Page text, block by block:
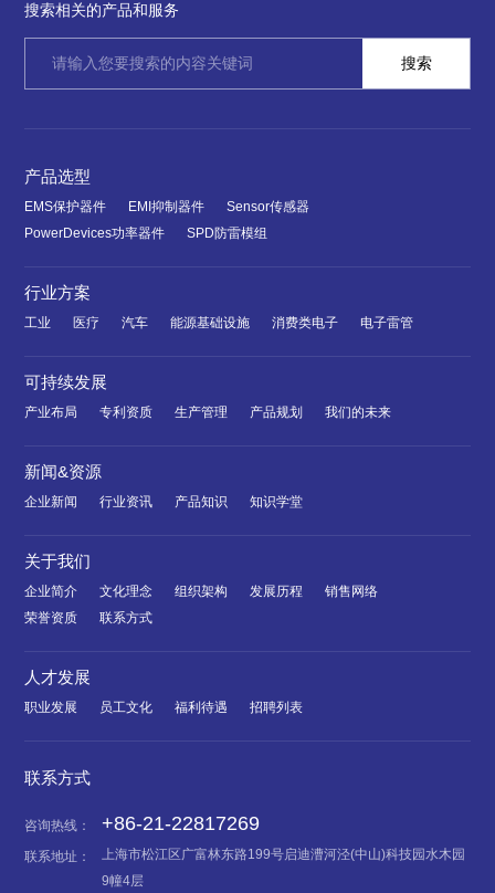
搜索相关的产品和服务
产品选型
EMS保护器件 EMI抑制器件
Sensor传感器
PowerDevices功率器件
SPD防雷模组
行业方案
工业 医疗 汽车 能源基础设施 消费类电子 电子雷管
可持续发展
产业布局 专利资质 生产管理 产品规划 我们的未来
新闻&资源
企业新闻 行业资讯 产品知识 知识学堂
关于我们
企业简介 文化理念 组织架构 发展历程
销售网络
荣誉资质
联系方式
人才发展
职业发展 员工文化 福利待遇 招聘列表
联系方式
咨询热线： +86-21-22817269
联系地址：
上海市松江区广富林东路199号启迪漕河泾(中山)科技园水木园
9幢4层